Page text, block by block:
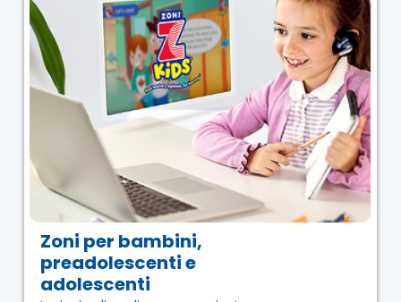
Zoni per bambini,
preadolescenti e
adolescenti